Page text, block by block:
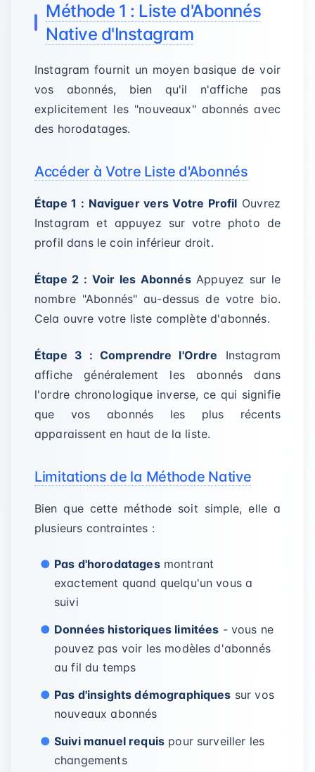
Méthode 1 : Liste d'Abonnés
Native d'Instagram
Instagram fournit un moyen basique de voir
vos abonnés, bien qu'il n'affiche pas
explicitement les "nouveaux" abonnés avec
des horodatages.
Accéder à Votre Liste d'Abonnés
Étape 1 : Naviguer vers Votre Profil Ouvrez
Instagram et appuyez sur votre photo de
profil dans le coin inférieur droit.
Étape 2 : Voir les AbonnésAppuyez sur le
nombre "Abonnés" au-dessus de votre bio.
Cela ouvre votre liste complète d'abonnés.
Étape 3 : Comprendre l'Ordre Instagram
affiche généralement les abonnés dans
l'ordre chronologique inverse, ce qui signifie
que vos abonnés les plus récents
apparaissent en haut de la liste.
Limitations de la Méthode Native
Bien que cette méthode soit simple, elle a
plusieurs contraintes :
Pas d'horodatagesmontrant
exactement quand quelqu'un vous a
suivi
Données historiques limitées - vous ne
pouvez pas voir les modèles d'abonnés
au fil du temps
Pas d'insights démographiques sur vos
nouveaux abonnés
Suivi manuel requis pour surveiller les
changements